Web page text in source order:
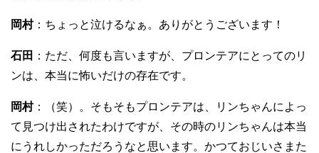
岡村：ちょっと泣けるなぁ。ありがとうございます！
石田 ：ただ、何度も言いますが、プロンテアにとってのリ
ンは、本当に怖いだけの存在です。
岡村：（笑）。そもそもプロンテアは、リンちゃんによっ
て見つけ出されたわけですが、その時のリンちゃんは本当
にうれしかっただろうなと思います。かつておじいさまた